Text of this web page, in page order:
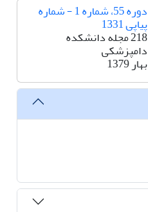
دوره 55، شماره 1 - شماره
پیاپی 1331
218 مجله دانشکده
دامپزشکی
بهار 1379